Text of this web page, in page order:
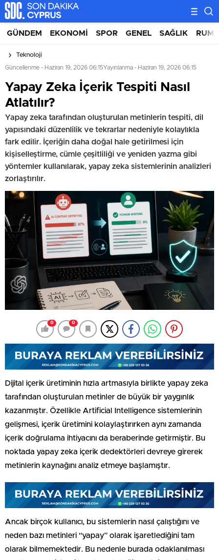
GÜNDEM EKONOMI SPOR GENEL SAĞLIK RUM
Teknoloji
Güncellenme - Haziran 19, 2026 06:15Yayınlanma - Haziran 19, 2026 06:15
⁠Yapay Zeka İçerik Tespiti Nasıl
Atlatılır?
Yapay zeka tarafından oluşturulan metinlerin tespiti, dil
yapısındaki düzenlilik ve tekrarlar nedeniyle kolaylıkla
fark edilir. İçeriğin daha doğal hale getirilmesi için
kişiselleştirme, cümle çeşitliliği ve yeniden yazma gibi
yöntemler kullanılarak, yapay zeka sistemlerinin analizleri
zorlaştırılır.
0 0
Dijital içerik üretiminin hızla artmasıyla birlikte yapay zeka
tarafından oluşturulan metinler de büyük bir yaygınlık
kazanmıştır. Özellikle Artificial Intelligence sistemlerinin
gelişmesi, içerik üretimini kolaylaştırırken aynı zamanda
içerik doğrulama ihtiyacını da beraberinde getirmiştir. Bu
noktada yapay zeka içerik dedektörleri devreye girerek
metinlerin kaynağını analiz etmeye başlamıştır.
Ancak birçok kullanıcı, bu sistemlerin nasıl çalıştığını ve
neden bazı metinleri “yapay” olarak işaretlediğini tam
olarak bilmemektedir. Bu nedenle burada odaklanılması